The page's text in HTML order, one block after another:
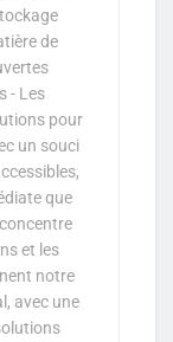
de
- Les
pour
un souci
que
et les
notre
avec une